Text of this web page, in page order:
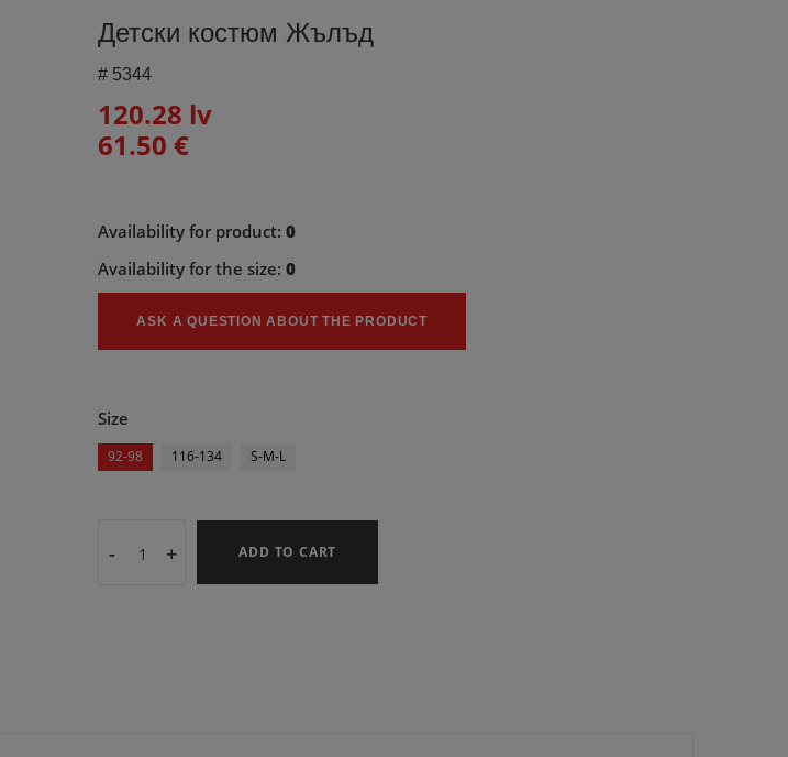
Детски костюм Жълъд
# 5344
120.28 lv
61.50 €
Availability for product:0
Availability for the size:0
ASK A QUESTION ABOUT THE PRODUCT
Size
92-98 116-134 S-M-L
- + ADD TO CART